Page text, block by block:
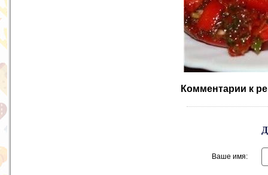
Комментарии к
Ваше имя: